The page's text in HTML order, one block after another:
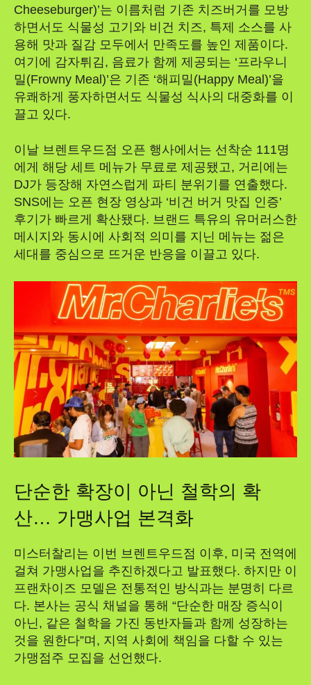
Cheeseburger)’는 이름처럼 기존 치즈버거를 모방
하면서도 식물성 고기와 비건 치즈, 특제 소스를 사
용해 맛과 질감 모두에서 만족도를 높인 제품이다.
여기에 감자튀김, 음료가 함께 제공되는 ‘프라우니
밀(Frowny Meal)’은 기존 ‘해피밀(Happy Meal)’을
유쾌하게 풍자하면서도 식물성 식사의 대중화를 이
끌고 있다.
이날 브렌트우드점 오픈 행사에서는 선착순 111명
에게 해당 세트 메뉴가 무료로 제공됐고, 거리에는
DJ가 등장해 자연스럽게 파티 분위기를 연출했다.
SNS에는 오픈 현장 영상과 ‘비건 버거 맛집 인증’
후기가 빠르게 확산됐다. 브랜드 특유의 유머러스한
메시지와 동시에 사회적 의미를 지닌 메뉴는 젊은
세대를 중심으로 뜨거운 반응을 이끌고 있다.
단순한 확장이 아닌 철학의 확
산… 가맹사업 본격화
미스터찰리는 이번 브렌트우드점 이후, 미국 전역에
걸쳐 가맹사업을 추진하겠다고 발표했다. 하지만 이
프랜차이즈 모델은 전통적인 방식과는 분명히 다르
다. 본사는 공식 채널을 통해 “단순한 매장 증식이
아닌, 같은 철학을 가진 동반자들과 함께 성장하는
것을 원한다”며, 지역 사회에 책임을 다할 수 있는
가맹점주 모집을 선언했다.